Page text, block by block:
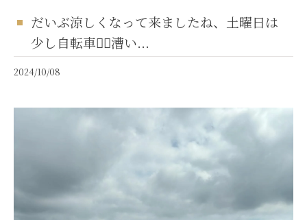
だいぶ涼しくなって来ましたね、土曜日は
少し自転車🚴‍♀️漕い...
2024/10/08